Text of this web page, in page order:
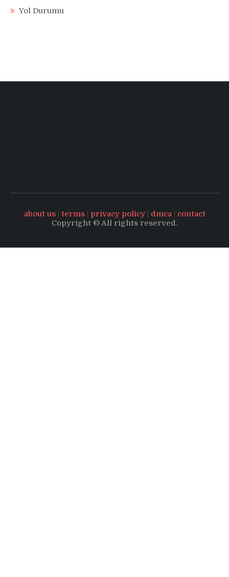
Yol Durumu
about us| terms| privacy policy| dmca| contact
Copyright © All rights reserved.